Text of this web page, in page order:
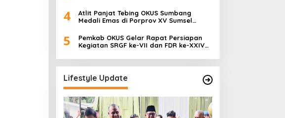
2025
4
Atlit Panjat Tebing OKUS Sumbang
Medali Emas di Porprov XV Sumsel
5
Pemkab OKUS Gelar Rapat Persiapan
Kegiatan SRGF ke-VII dan FDR ke-XXIV
Lifestyle Update